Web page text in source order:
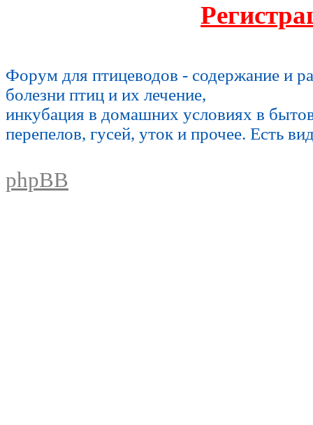
Форум для птицеводов - содержание и
болезни птиц и их лечение,
инкубация в домашних условиях в
перепелов, гусей, уток и прочее. Есть
phpBB